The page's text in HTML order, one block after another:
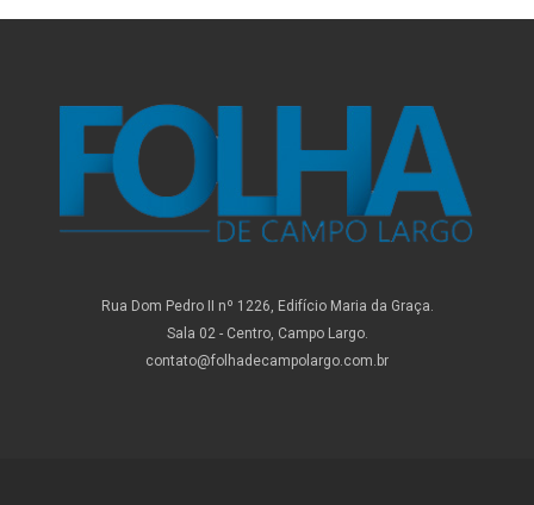
Rua Dom Pedro II nº 1226, Edifício Maria da Graça.
Sala 02 - Centro, Campo Largo.
contato@folhadecampolargo.com.br